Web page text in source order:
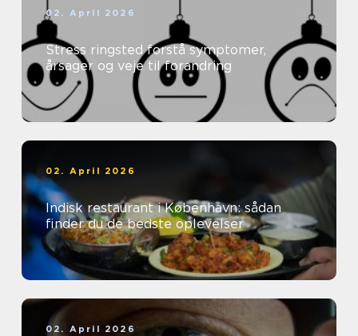
02. April 2026
Stress ringsted forstå symptomer,
årsager og veje til forandring
02. April 2026
Indisk restaurant i København: sådan
finder du de bedste oplevelser
02. April 2026